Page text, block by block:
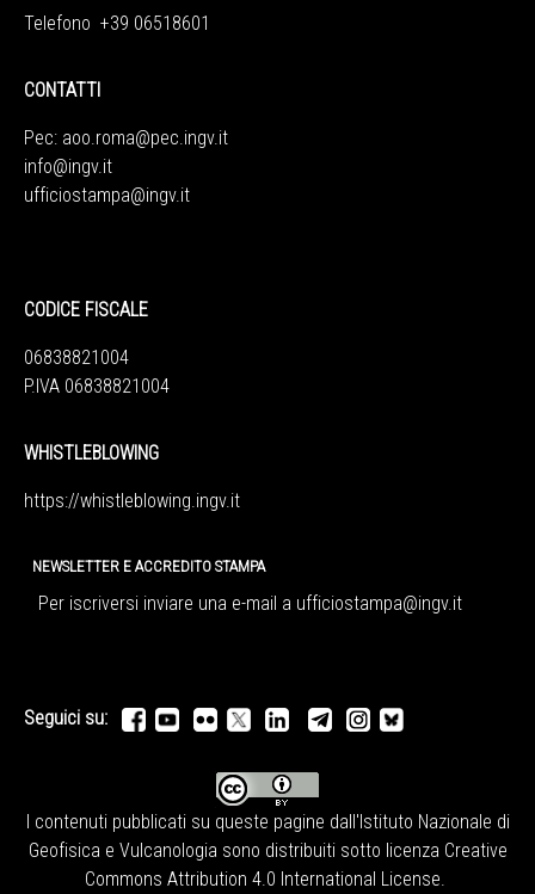
Telefono +39 06518601
CONTATTI
Pec: aoo.roma@pec.ingv.it
info@ingv.it
ufficiostampa@ingv.it
CODICE FISCALE
06838821004
P.IVA 06838821004
WHISTLEBLOWING
https://whistleblowing.ingv.it
NEWSLETTER E ACCREDITO STAMPA
Per iscriversi inviare una e-mail a ufficiostampa@ingv.it
Seguici su:
I contenuti pubblicati su queste pagine dall' Istituto Nazionale di
Geofisica e Vulcanologia sono distribuiti sotto licenza Creative
Commons Attribution 4.0 International License.